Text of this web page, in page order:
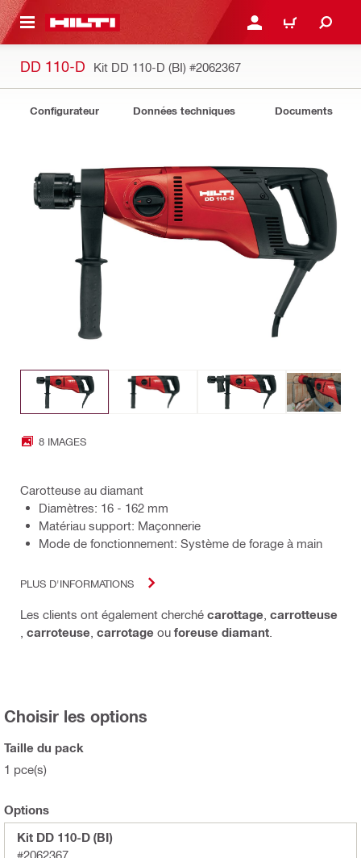
CONTENT CONNEXION OU
PANIER
DD 110-D Kit DD 110-D (BI) #2062367
Configurateur Données techniques Documents
8 IMAGES
Carotteuse au diamant
Diamètres: 16 - 162 mm
Matériau support: Maçonnerie
Mode de fonctionnement: Système de forage à main
PLUS D'INFORMATIONS
Les clients ont également cherché carottage carrotteuse
carroteuse carrotage ou foreuse diamant
Choisir les options
Taille du pack
1 pce(s)
Options
Kit DD 110-D (BI)